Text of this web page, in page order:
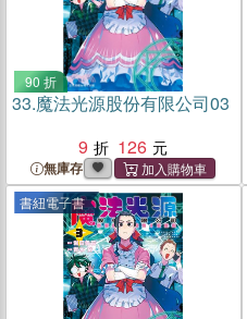
90 折
33.魔法光源股份有限公司03
9
126
無庫存
書紐電子書